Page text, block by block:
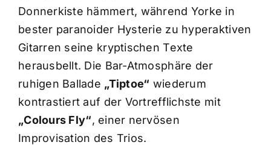
Donnerkiste hämmert, während Yorke in
bester paranoider Hysterie zu hyperaktiven
Gitarren seine kryptischen Texte
herausbellt. Die Bar-Atmosphäre der
ruhigen Ballade „Tiptoe“ wiederum
kontrastiert auf der Vortrefflichste mit
„Colours Fly“, einer nervösen
Improvisation des Trios.